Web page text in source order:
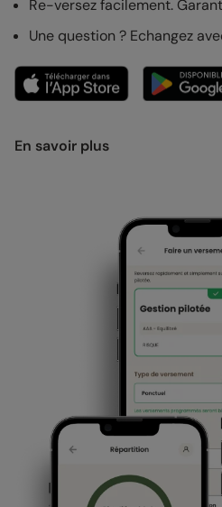
Re-versez facilement.
Une question ? Echangez
En savoir plus